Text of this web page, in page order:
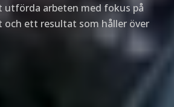
utförda arbeten med fokus på
och ett resultat som håller över